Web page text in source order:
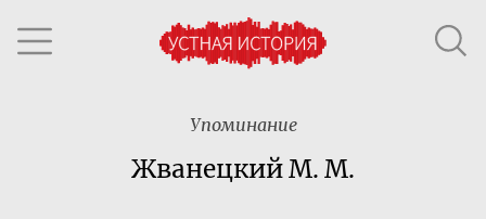
Упоминание
Жванецкий М. М.